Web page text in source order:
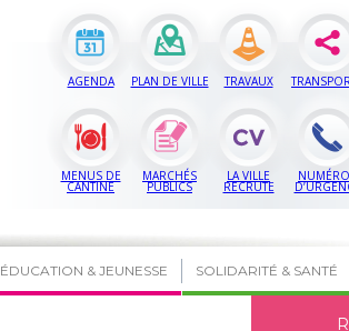
AGENDA PLAN DE VILLE TRAVAUX
MENUS DE
CANTINE
MARCHÉS
PUBLICS
LA VILLE
RECRUTE
ÉDUCATION & JEUNESSE SOLIDARITÉ & SANTÉ